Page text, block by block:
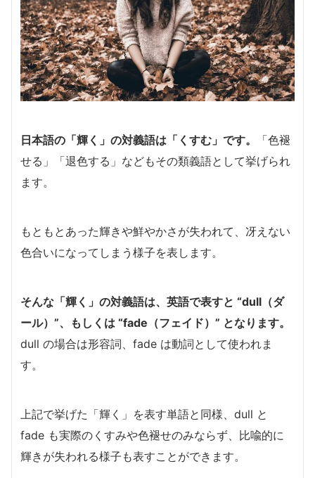
日本語の「輝く」の対義語は「くすむ」です。
「色褪
せる」「退色する」などもその類義語として挙げられ
ます。
もともとあった輝きや鮮やかさが失われて、冴えない
色合いになってしまう様子を表します。
そんな「輝く」の対義語は、英語で表すと “dull（ダ
ール）”、もしくは “fade（フェイド）” となります。
dull の場合は形容詞、fade は動詞として使われま
す。
上記で挙げた「輝く」を表す単語と同様、dull と
fade も実際のくすみや色褪せのみならず、比喩的に
輝きが失われる様子も表すことができます。